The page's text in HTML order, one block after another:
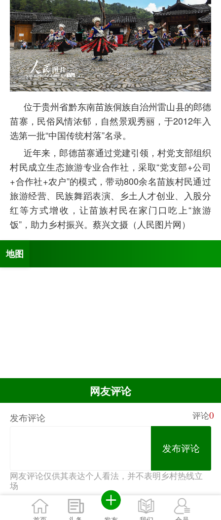
位于贵州省黔东南苗族侗族自治州雷山县的郎德
苗寨，民俗风情浓郁，自然景观秀丽，于2012年入
选第一批“中国传统村落”名录。
近年来，郎德苗寨通过党建引领，村党支部组织
村民成立生态旅游专业合作社，采取“党支部+公司
+合作社+农户”的模式，带动800余名苗族村民通过
旅游经营、民族舞蹈表演、乡土人才创业、入股分
红等方式增收，让苗族村民在家门口吃上“旅游
饭”，助力乡村振兴。蔡兴文摄（人民图片网）
地图
网友评论
发布评论 评论0
发布评论
网友评论仅供其表达个人看法，并不表明乡村热线立
场